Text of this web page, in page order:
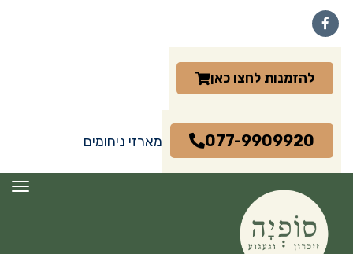
Facebook
להזמנות לחצו כאן
077-9909920 מארזי ניחומים